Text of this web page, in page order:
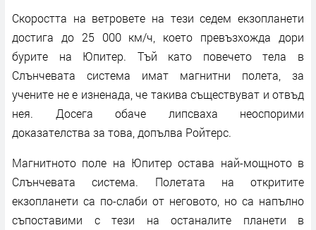
Скоростта на ветровете на тези седем екзопланети
достига до 25 000 км/ч, което превъзхожда дори
бурите на Юпитер. Тъй като повечето тела в
Слънчевата система имат магнитни полета, за
учените не е изненада, че такива съществуват и отвъд
нея. Досега обаче липсваха неоспорими
доказателства за това, допълва Ройтерс.
Магнитното поле на Юпитер остава най-мощното в
Слънчевата система. Полетата на откритите
екзопланети са по-слаби от неговото, но са напълно
съпоставими с тези на останалите планети в